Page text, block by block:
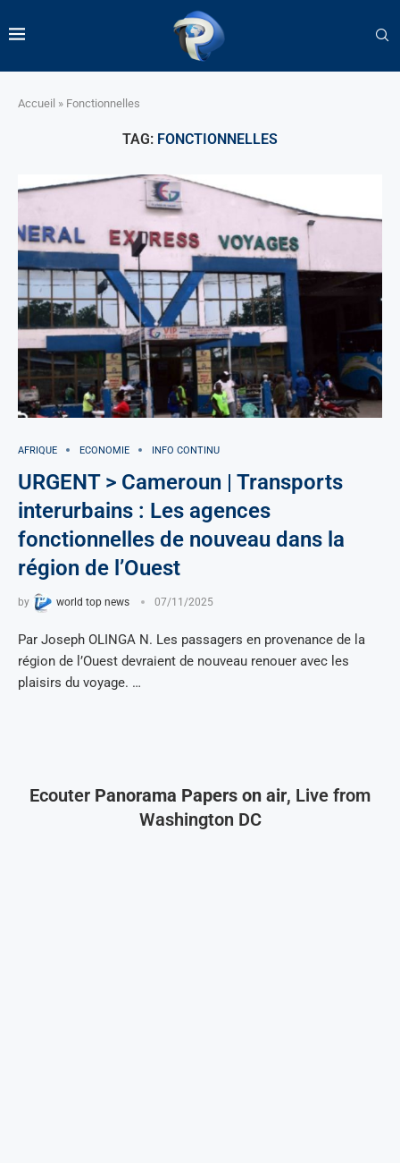
Accueil » Fonctionnelles
TAG: FONCTIONNELLES
AFRIQUE ECONOMIE INFO CONTINU
URGENT > Cameroun | Transports
interurbains : Les agences
fonctionnelles de nouveau dans la
région de l’Ouest
by world top news 07/11/2025
Par Joseph OLINGA N. Les passagers en provenance de la
région de l’Ouest devraient de nouveau renouer avec les
plaisirs du voyage. …
Ecouter Panorama Papers on air, Live from
Washington DC